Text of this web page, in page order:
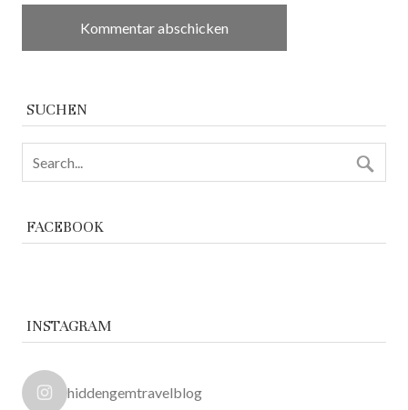
SUCHEN
FACEBOOK
INSTAGRAM
hiddengemtravelblog